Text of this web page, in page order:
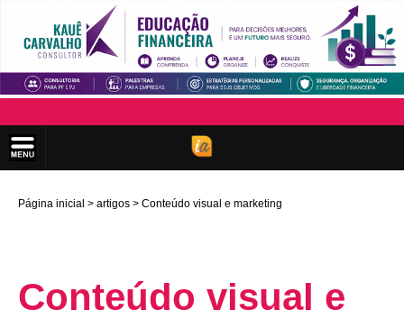
Página inicial artigos Conteúdo visual e marketing
Conteúdo visual e